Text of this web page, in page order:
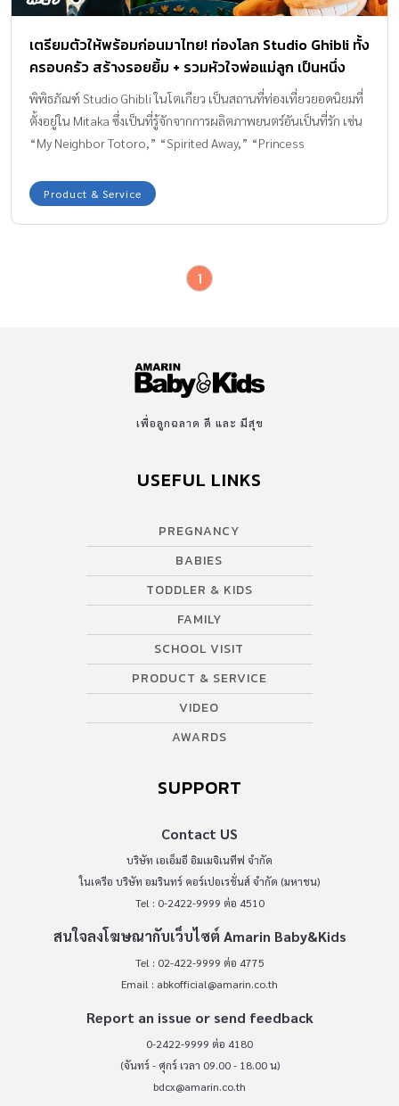
ละมุนละไมทั้งภาพ […]
เตรียมตัวให้พร้อมก่อนมาไทย! ท่องโลก Studio Ghibli ทั้ง
ครอบครัว สร้างรอยยิ้ม + รวมหัวใจพ่อแม่ลูก เป็นหนึ่ง
เดียว
พิพิธภัณฑ์ Studio Ghibli ในโตเกียว เป็นสถานที่ท่องเที่ยวยอดนิยมที่
ตั้งอยู่ใน Mitaka ซึ่งเป็นที่รู้จักจากการผลิตภาพยนตร์อันเป็นที่รัก เช่น
“My Neighbor Totoro,” “Spirited Away,” “Princess
สำหรับครอบครัว ในฐานะแฟนภาพยนตร์ของ Studio Ghibli การเยี่ยม
ชมพิพิธภัณฑ์จะรู้สึกเหมือนได้ก้าวเข้าสู่โลกอันน่าหลงใหลที่สร้างขึ้น
งานศิลปะชิ้นโบว์แดงอีกชิ้นหนึ่ง ด้วยการออกแบบที่มีเสน่ห์และแปลก
เมชั่นStudio Ghibli ตั้งแต่วินาทีที่คุณเข้ามา คุณจะได้รับการต้อนรับ
จากตัวละครที่คุ้นเคยและได้ชื่อว่า เป็นตัวการ์ตูนยอดนิยมก็ว่าได้
อย่าง โทโทโร่ และการตกแต่งที่มีดีไซน์ในทุกๆรายละเอียดซึ่งสร้างรอย
ยิ้มให้กับทุกคน โดยเฉพาะเด็กๆ และแฟนๆของ สตูดิโอจิบลิกันเลย
โดยแบ่งออกเป็นห้องๆ ทำให้ง่ายต่อการเข้าชม และอินได้ถึงฟีลสุดๆ
Product & Service
1
เพื่อลูกฉลาด ดี และ มีสุข
USEFUL LINKS
PREGNANCY
BABIES
TODDLER & KIDS
FAMILY
SCHOOL VISIT
PRODUCT & SERVICE
VIDEO
AWARDS
SUPPORT
Contact US
บริษัท เอเอ็มอี อิมเมจิเนทีฟ จำกัด
ในเครือ บริษัท อมรินทร์ คอร์เปอเรชั่นส์ จำกัด (มหาชน)
Tel : 0-2422-9999 ต่อ 4510
สนใจลงโฆษณากับเว็บไซต์ Amarin Baby&Kids
Tel : 02-422-9999 ต่อ 4775
Email : abkofficial@amarin.co.th
Report an issue or send feedback
0-2422-9999 ต่อ 4180
(จันทร์ - ศุกร์ เวลา 09.00 - 18.00 น)
bdcx@amarin.co.th